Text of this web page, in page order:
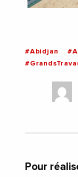
#Abidjan
Pour